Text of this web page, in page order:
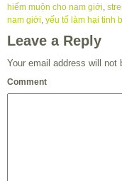
hiếm muộn cho nam giới
nam giới yếu tố làm hại tinh
Leave a Reply
Your email address will not
Comment